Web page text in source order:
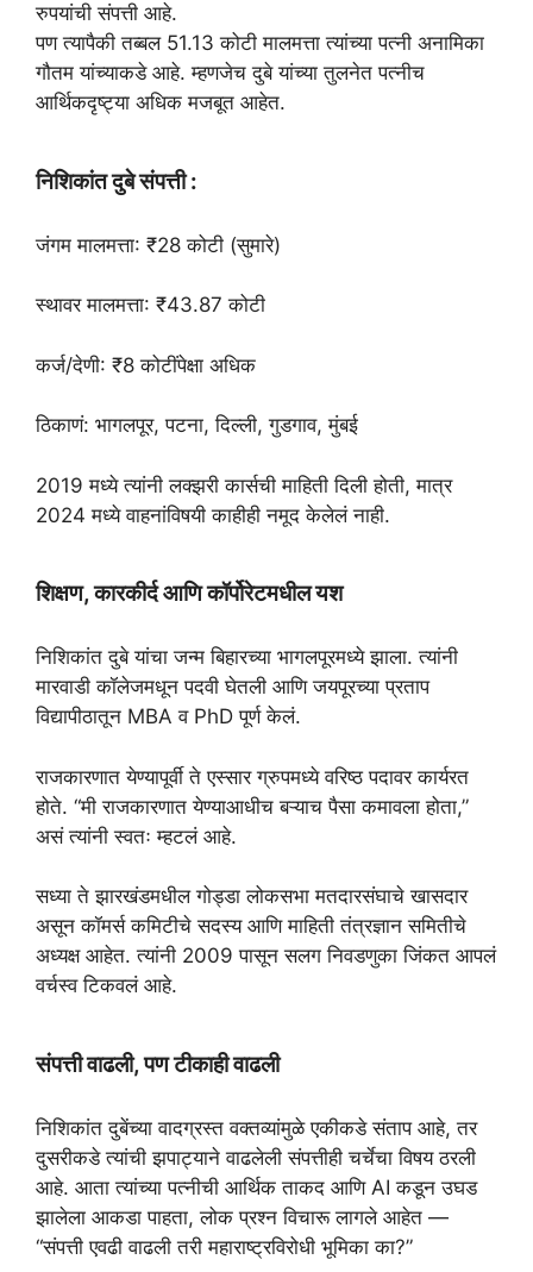
रुपयांची संपत्ती आहे.
पण त्यापैकी तब्बल 51.13 कोटी मालमत्ता त्यांच्या पत्नी अनामिका
गौतम यांच्याकडे आहे. म्हणजेच दुबे यांच्या तुलनेत पत्नीच
आर्थिकदृष्ट्या अधिक मजबूत आहेत.
निशिकांत दुबे संपत्ती :
जंगम मालमत्ता: ₹28 कोटी (सुमारे)
स्थावर मालमत्ता: ₹43.87 कोटी
कर्ज/देणी: ₹8 कोटींपेक्षा अधिक
ठिकाणं: भागलपूर, पटना, दिल्ली, गुडगाव, मुंबई
2019 मध्ये त्यांनी लक्झरी कार्सची माहिती दिली होती, मात्र
2024 मध्ये वाहनांविषयी काहीही नमूद केलेलं नाही.
शिक्षण, कारकीर्द आणि कॉर्पोरेटमधील यश
निशिकांत दुबे यांचा जन्म बिहारच्या भागलपूरमध्ये झाला. त्यांनी
मारवाडी कॉलेजमधून पदवी घेतली आणि जयपूरच्या प्रताप
विद्यापीठातून MBA व PhD पूर्ण केलं.
राजकारणात येण्यापूर्वी ते एस्सार ग्रुपमध्ये वरिष्ठ पदावर कार्यरत
होते. “मी राजकारणात येण्याआधीच बऱ्याच पैसा कमावला होता,”
असं त्यांनी स्वतः म्हटलं आहे.
सध्या ते झारखंडमधील गोड्डा लोकसभा मतदारसंघाचे खासदार
असून कॉमर्स कमिटीचे सदस्य आणि माहिती तंत्रज्ञान समितीचे
अध्यक्ष आहेत. त्यांनी 2009 पासून सलग निवडणुका जिंकत आपलं
वर्चस्व टिकवलं आहे.
संपत्ती वाढली, पण टीकाही वाढली
निशिकांत दुबेंच्या वादग्रस्त वक्तव्यांमुळे एकीकडे संताप आहे, तर
दुसरीकडे त्यांची झपाट्याने वाढलेली संपत्तीही चर्चेचा विषय ठरली
आहे. आता त्यांच्या पत्नीची आर्थिक ताकद आणि AI कडून उघड
झालेला आकडा पाहता, लोक प्रश्न विचारू लागले आहेत —
“संपत्ती एवढी वाढली तरी महाराष्ट्रविरोधी भूमिका का?”